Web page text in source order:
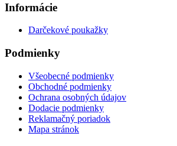
Informácie
Darčekové poukažky
Podmienky
Všeobecné podmienky
Obchodné podmienky
Ochrana osobných údajov
Dodacie podmienky
Reklamačný poriadok
Mapa stránok